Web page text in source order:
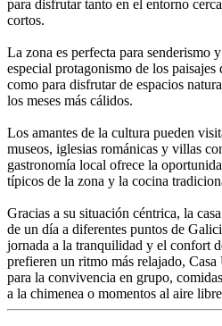
para disfrutar tanto en el entorno
cortos.
La zona es perfecta para senderismo
especial protagonismo de los
como para disfrutar de espacios
los meses más cálidos.
Los amantes de la cultura pueden
museos, iglesias románicas y villas
gastronomía local ofrece la
típicos de la zona y la cocina
Gracias a su situación céntrica, la
de un día a diferentes puntos de
jornada a la tranquilidad y el confort
prefieren un ritmo más relajado,
para la convivencia en grupo,
a la chimenea o momentos al aire